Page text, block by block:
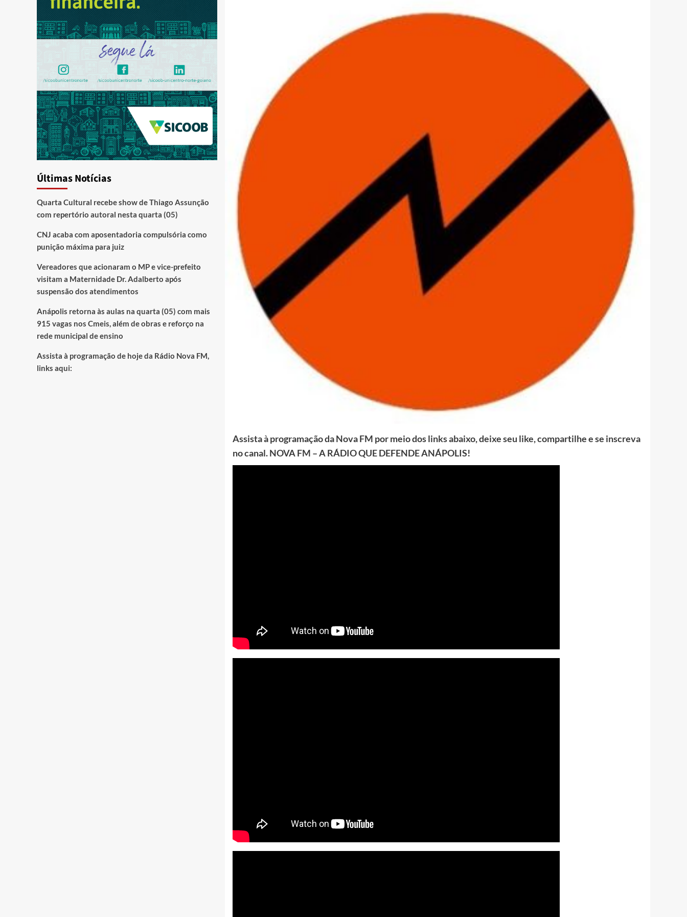
Assista à programação da Nova FM por meio dos links abaixo, deixe seu like, compartilhe e se inscreva
no canal. NOVA FM – A RÁDIO QUE DEFENDE ANÁPOLIS!
Últimas Notícias
Quarta Cultural recebe show de Thiago Assunção
com repertório autoral nesta quarta (05)
CNJ acaba com aposentadoria compulsória como
punição máxima para juiz
Vereadores que acionaram o MP e vice-prefeito
visitam a Maternidade Dr. Adalberto após
suspensão dos atendimentos
Anápolis retorna às aulas na quarta (05) com mais
915 vagas nos Cmeis, além de obras e reforço na
rede municipal de ensino
Assista à programação de hoje da Rádio Nova FM,
links aqui: